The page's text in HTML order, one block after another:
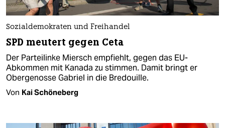
Sozialdemokraten und Freihandel
SPD meutert gegen Ceta
Der Parteilinke Miersch empfiehlt, gegen das EU-
Abkommen mit Kanada zu stimmen. Damit bringt er
Obergenosse Gabriel in die Bredouille.
Von Kai Schöneberg